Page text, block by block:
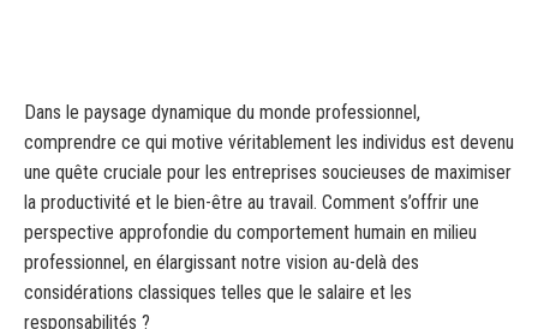
Dans le paysage dynamique du monde professionnel,
comprendre ce qui motive véritablement les individus est devenu
une quête cruciale pour les entreprises soucieuses de maximiser
la productivité et le bien-être au travail. Comment s’offrir une
perspective approfondie du comportement humain en milieu
professionnel, en élargissant notre vision au-delà des
considérations classiques telles que le salaire et les
responsabilités ?